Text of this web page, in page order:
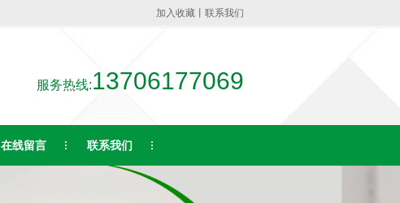
加入收藏 联系我们
服务热线:13706177069
在线留言 联系我们